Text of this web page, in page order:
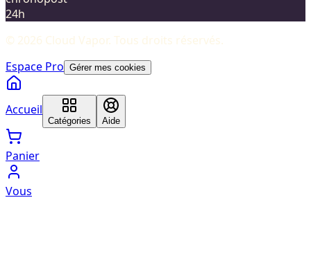
24h
© 2026 Cloud Vapor. Tous droits réservés.
Espace Pro Gérer mes cookies
Accueil
Catégories Aide
Panier
Vous